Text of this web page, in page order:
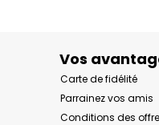
Vos
Carte de fidélité
Parrainez vos amis
Conditions des